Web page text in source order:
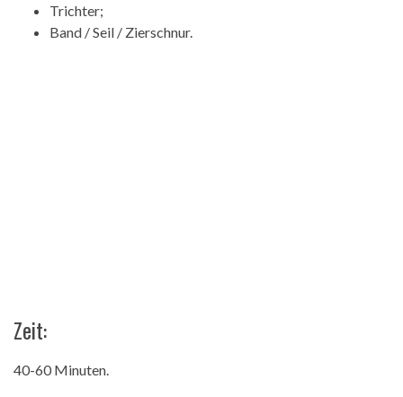
Trichter;
Band / Seil / Zierschnur.
Zeit:
40-60 Minuten.